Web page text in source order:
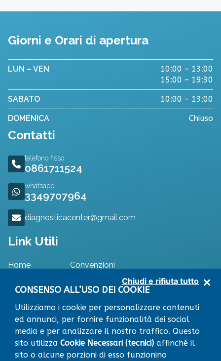
Chiudi e rifiuta tutto
CONSENSO ALL’USO DEI COOKIE
Utilizziamo i cookie per personalizzare contenuti
ed annunci, per fornire funzionalità dei social
media e per analizzare il nostro traffico. Questo
sito utilizza Cookie Necessari (tecnici) affinché il
sito o alcune porzioni di esso funzionino
Giorni e Orari di apertura
LUN – VEN
10:00 – 13:00
15:00 – 19:30
SABATO 10:00 – 13:00
DOMENICA Chiuso
Contatti
telefono fisso
0861711524
whatsapp
3349707964
diagnosticacenter@gmail.com
Link Utili
Home
Approfondimenti
Convenzioni
Contatti
RICHIEDI APPUNTAMENTO
Centro Diagnostico
×
+
Leaflet |© OpenStreetMap contributors